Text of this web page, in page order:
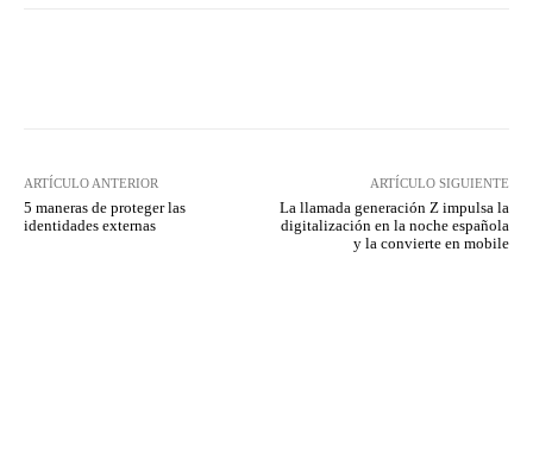
ARTÍCULO ANTERIOR
5 maneras de proteger las
identidades externas
ARTÍCULO SIGUIENTE
La llamada generación Z impulsa la
digitalización en la noche española
y la convierte en mobile